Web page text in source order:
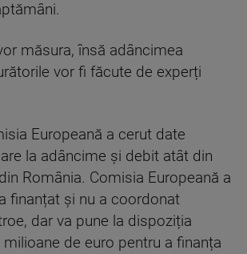
măsura, însă adâncimea
vor fi făcute de experți
Europeană a cerut date
la adâncime și debit atât din
România. Comisia Europeană a
finanțat și nu a coordonat
dar va pune la dispoziția
milioane de euro pentru a finanța